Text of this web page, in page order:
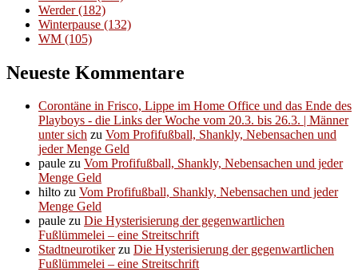
Werder(182)
Winterpause (132)
WM (105)
Neueste Kommentare
Corontäne in Frisco, Lippe im Home Office und das Ende des
Playboys - die Links der Woche vom 20.3. bis 26.3. | Männer
unter sich zu Vom Profifußball, Shankly, Nebensachen und
jeder Menge Geld
paule zu Vom Profifußball, Shankly, Nebensachen und jeder
Menge Geld
hilto zu Vom Profifußball, Shankly, Nebensachen und jeder
Menge Geld
paule zu Die Hysterisierung der gegenwartlichen
Fußlümmelei – eine Streitschrift
Stadtneurotikerzu Die Hysterisierung der gegenwartlichen
Fußlümmelei – eine Streitschrift